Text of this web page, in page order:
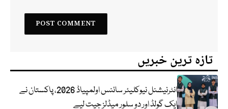
تازہ ترین خبریں
انٹرنیشنل نیوکلیئر سائنس اولمپیاڈ 2026، پاکستان نے
ایک گولڈ اور دو سلور میڈلز جیت لیے